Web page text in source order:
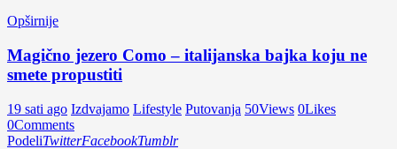
Opširnije
Magično jezero Como – italijanska bajka koju ne
smete propustiti
19 sati ago Izdvajamo Lifestyle Putovanja 50Views 0Likes
0Comments
PodeliTwitterFacebookTumblr